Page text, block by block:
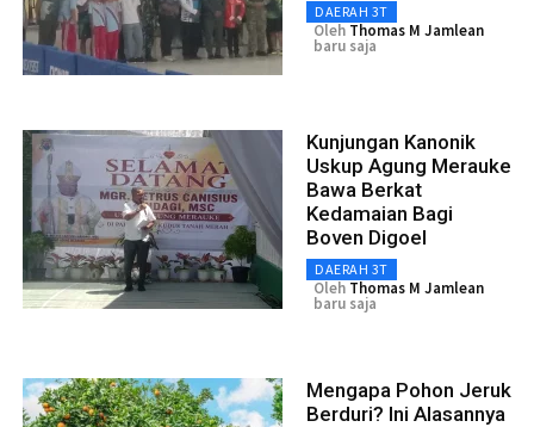
DAERAH 3T
Oleh Thomas M Jamlean
baru saja
Kunjungan Kanonik
Uskup Agung Merauke
Bawa Berkat
Kedamaian Bagi
Boven Digoel
DAERAH 3T
Oleh Thomas M Jamlean
baru saja
Mengapa Pohon Jeruk
Berduri? Ini Alasannya